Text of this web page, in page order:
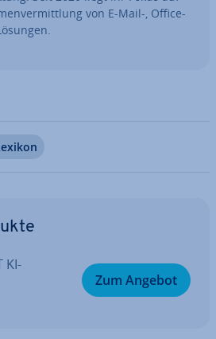
von E-Mail-, Office-
KI-
Zum Angebot